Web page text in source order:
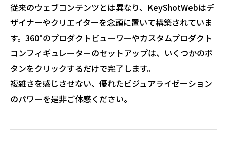
従来のウェブコンテンツとは異なり、KeyShotWebはデ
ザイナーやクリエイターを念頭に置いて構築されていま
す。360°のプロダクトビューワーやカスタムプロダクト
コンフィギュレーターのセットアップは、いくつかのボ
タンをクリックするだけで完了します。
複雑さを感じさせない、優れたビジュアライゼーション
のパワーを是非ご体感ください。